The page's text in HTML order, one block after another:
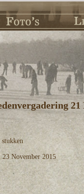
21
stukken
November 2015